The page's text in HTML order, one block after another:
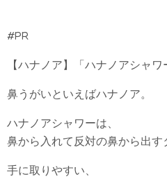
#PR
【ハナノア】「ハナノアシャワ
鼻うがいといえばハナノア。
ハナノアシャワーは、
鼻から入れて反対の鼻から出す
手に取りやすい、